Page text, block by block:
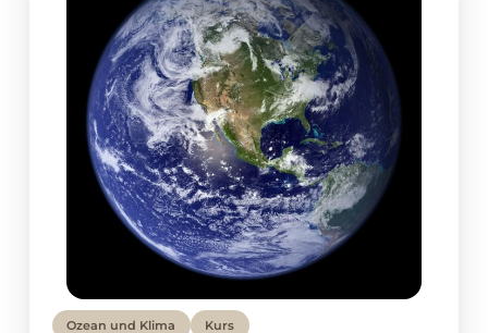
Ozean und Klima Kurs